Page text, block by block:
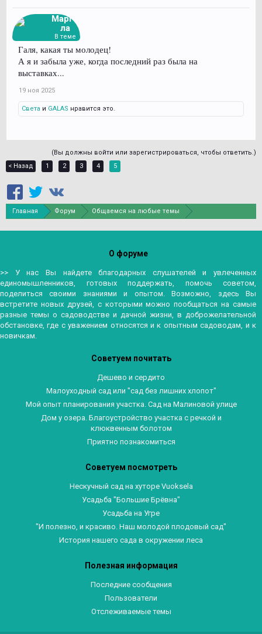
Марго
ла
В теме
Галя, какая ты молодец!
А я и забыла уже, когда последний раз была на
выставках...
19 ноя 2025
Света и GALAS нравится это.
(Вы должны войти или зарегистрироваться, чтобы ответить.)
< Назад
1 2 3 4 5
Главная Форум
Общаемся на любые темы
О форуме
>> У нас Вы найдете благодарных слушателей и увлеченных
единомышленников, готовых поддержать, помочь советом,
поделиться своими знаниями и опытом. Возможно, здесь Вы
встретите новых друзей, с которыми можно пообщаться на самые
разные темы о садоводстве и дачной жизни, в доброжелательной
обстановке, где с уважением относятся и к опытным садоводам, и к
новичкам.
Советуем почитать
Дешево и сердито
Малоуходный сад или "сад без лишних хлопот"
Мой опыт планирования участка. Сад на Малиновой улице
Дом у озера. Благоустройство участка с речкой и
клюквенным болотом
Приятно познакомиться
Советуем посмотреть
Нескучный сад на хуторе Vuoksela
Усадьба "Большие Брёвна"
Усадьба на Угре
"И полезно, и красиво. Наш молодой плодовый сад"
История нашего сада в окружении леса
Полезная информация
Последние сообщения
Пользователи
Отслеживаемые темы